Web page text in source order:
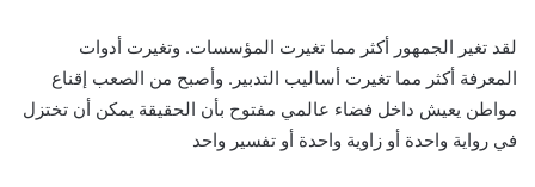
لقد تغير الجمهور أكثر مما تغيرت المؤسسات. وتغيرت أدوات
المعرفة أكثر مما تغيرت أساليب التدبير. وأصبح من الصعب إقناع
مواطن يعيش داخل فضاء عالمي مفتوح بأن الحقيقة يمكن أن تختزل
في رواية واحدة أو زاوية واحدة أو تفسير واحد